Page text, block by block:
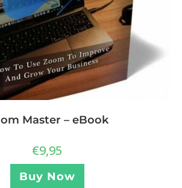
Master – eBook
€9,95
Buy Now